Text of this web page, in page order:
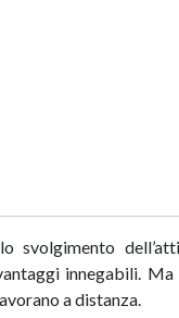
innegabili. Ma
a distanza.